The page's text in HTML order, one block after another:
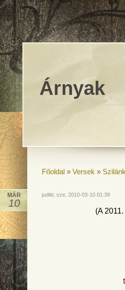
Árnyak
Főoldal » Versek »
MÁR
10
juditti, sze, 2010-03-10 01:39
(A